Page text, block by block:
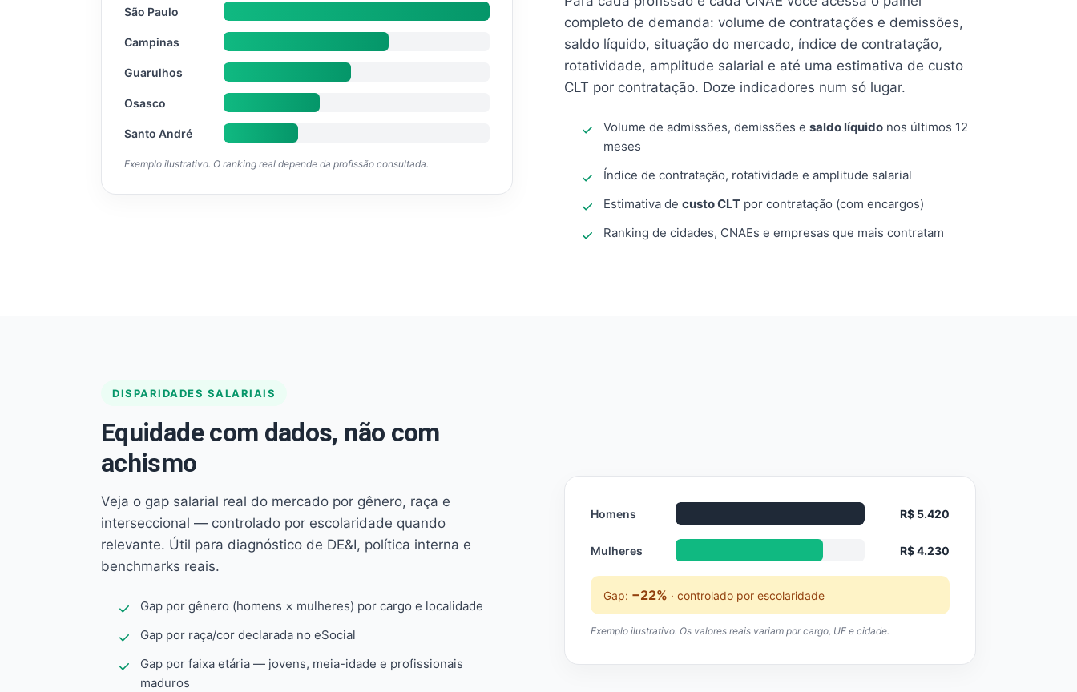
completo de demanda: volume de contratações e demissões,
saldo líquido, situação do mercado, índice de contratação,
rotatividade, amplitude salarial e até uma estimativa de custo
CLT por contratação. Doze indicadores num só lugar.
Volume de admissões, demissões e saldo líquido nos últimos 12
meses
Índice de contratação, rotatividade e amplitude salarial
Estimativa de custo CLT por contratação (com encargos)
Ranking de cidades, CNAEs e empresas que mais contratam
São Paulo
Campinas
Guarulhos
Osasco
Santo André
Exemplo ilustrativo. O ranking real depende da profissão consultada.
DISPARIDADES SALARIAIS
Equidade com dados, não com
achismo
Veja o gap salarial real do mercado por gênero, raça e
interseccional — controlado por escolaridade quando
relevante. Útil para diagnóstico de DE&I, política interna e
benchmarks reais.
Gap por gênero (homens × mulheres) por cargo e localidade
Gap por raça/cor declarada no eSocial
Gap por faixa etária — jovens, meia-idade e profissionais
maduros
Homens R$ 5.420
Mulheres R$ 4.230
Gap: −22% · controlado por escolaridade
Exemplo ilustrativo. Os valores reais variam por cargo, UF e cidade.